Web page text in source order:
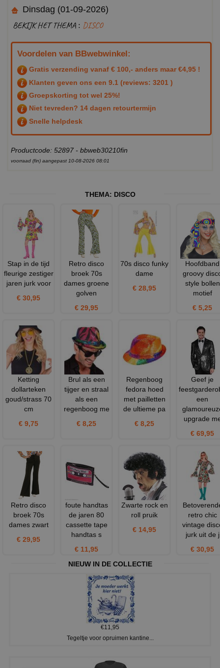
Dinsdag (01-09-2026)
BEKIJK HET THEMA : DISCO
Voordelen van BBwebwinkel:
Gratis verzending vanaf € 100,- anders maar €4,95 !
Klanten geven ons een 9.1 (reviews: 3201 )
Groepskorting tot wel 25%!
Niet tevreden? 14 dagen retourtermijn
Snelle helpdesk
Productcode: 52897 - bbweb30210fin
voorraad (fin) aangepast 10-08-2026 08:01
THEMA: DISCO
Stap in de tijd
fleurige zestiger
jaren jurk voor
€ 30,95
Retro disco
broek 70s
dames groene
golven
€ 29,95
70s disco funky
dame
€ 28,95
Hoofdband
groovy
style bollen
motief
€ 5,25
Ketting
dollarteken
goud/strass 70
cm
€ 9,75
Brul als een
tijger en straal
als een
regenboog me
€ 8,25
Regenboog
fedora hoed
met pailletten
de ultieme pa
€ 8,25
Geef je
een
upgrade
€ 69,95
Retro disco
broek 70s
dames zwart
€ 29,95
foute handtas
de jaren 80
cassette tape
handtas s
€ 11,95
Zwarte rock en
roll pruik
€ 14,95
retro chic
vintage
jurk uit de j
€ 30,95
NIEUW IN DE COLLECTIE
€11,95
Tegeltje voor opruimen kantine...